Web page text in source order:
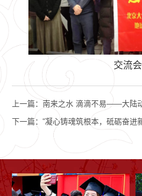
交流
上一篇： 南来之水 滴滴不易——大陆动力学与资
下一篇： “凝心铸魂筑根本，砥砺奋进新征程”——地空学